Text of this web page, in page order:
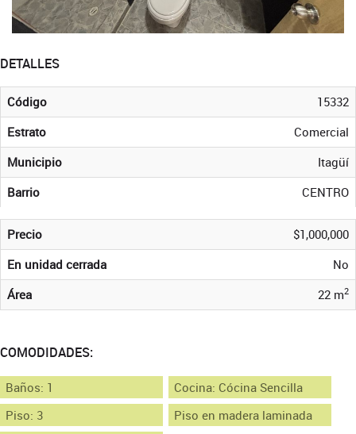
DETALLES
Código
15332
Estrato
Comercial
Municipio
Itagüí
Barrio
CENTRO
Precio
$1,000,000
En unidad cerrada
No
Área
22 m2
COMODIDADES:
Baños: 1
Cocina: Cócina Sencilla
Piso: 3
Piso en madera laminada